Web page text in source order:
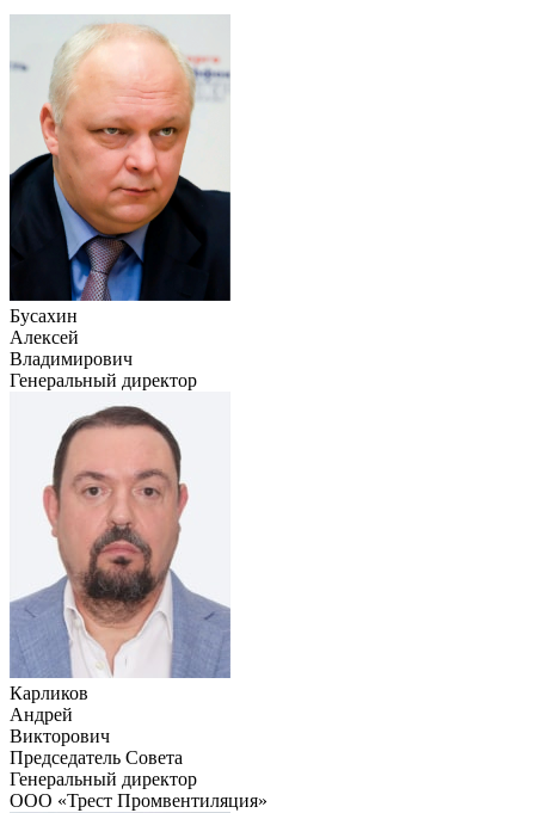
Бусахин
Алексей
Владимирович
Генеральный директор
Карликов
Андрей
Викторович
Председатель Совета
Генеральный директор
ООО «Трест Промвентиляция»